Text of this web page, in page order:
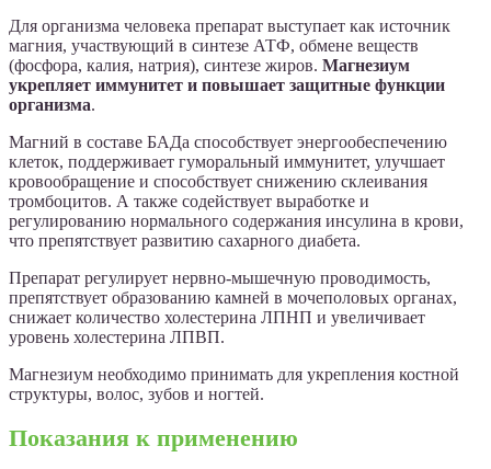
Для организма человека препарат выступает как источник
магния, участвующий в синтезе АТФ, обмене веществ
(фосфора, калия, натрия), синтезе жиров. Магнезиум
укрепляет иммунитет и повышает защитные функции
организма.
Магний в составе БАДа способствует энергообеспечению
клеток, поддерживает гуморальный иммунитет, улучшает
кровообращение и способствует снижению склеивания
тромбоцитов. А также содействует выработке и
регулированию нормального содержания инсулина в крови,
что препятствует развитию сахарного диабета.
Препарат регулирует нервно-мышечную проводимость,
препятствует образованию камней в мочеполовых органах,
снижает количество холестерина ЛПНП и увеличивает
уровень холестерина ЛПВП.
Магнезиум необходимо принимать для укрепления костной
структуры, волос, зубов и ногтей.
Показания к применению